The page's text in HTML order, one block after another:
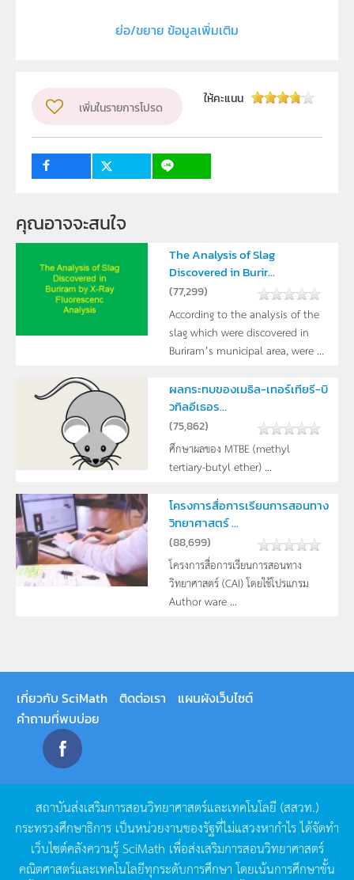
ระดับชั้น
ครู, นักเรียน
ย่อ/ขยาย ข้อมูลเพิ่มเติม
เพิ่มในรายการโปรด
ให้คะแนน
คุณอาจจะสนใจ
The Analysis of Slag
Discovered in Burir...
(77,299)
According to the analysis of the
slag which were discovered in
Buriram’s municipal area, were ...
ผลกระทบของเมธิล-เทอร์เทียรี-บิ
วทิลอีเธอร...
(75,862)
ศึกษาผลของ MTBE (methyl
tertiary-butyl ether) ...
โครงการสื่อการเรียนการสอนทาง
วิทยาศาสตร์ ...
(88,699)
โครงการสื่อการเรียนการสอนทาง
วิทยาศาสตร์ (CAI) โดยใช้โปรแกรม
Author ware ...
เกี่ยวกับ SciMath ติดต่อเรา
แผนผังเว็บไซต์
คำถามที่พบบ่อย
สถาบันส่งเสริมการสอนวิทยาศาสตร์และเทคโนโลยี (สสวท.)
กระทรวงศึกษาธิการ เป็นหน่วยงานของรัฐที่ไม่แสวงหากำไรได้จัดทำ
เว็บไซต์คลังความรู้SciMath เพื่อส่งเสริมการสอนวิทยาศาสตร์
คณิตศาสตร์และเทคโนโลยีทุกระดับการศึกษา โดยเน้นการศึกษาขั้น